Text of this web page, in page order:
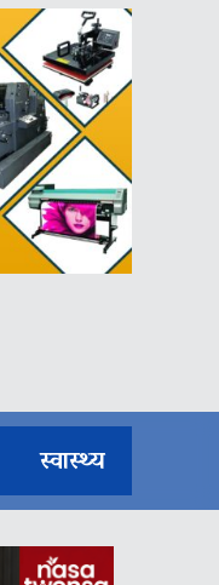
स्वास्थ्य